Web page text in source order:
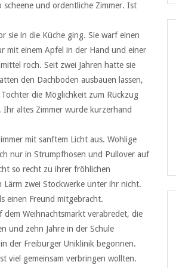
scheene und ordentliche Zimmer. Ist
sie in die Küche ging. Sie warf einen
mit einem Apfel in der Hand und einer
roch. Seit zwei Jahren hatte sie
den Dachboden ausbauen lassen,
die Möglichkeit zum Rückzug
altes Zimmer wurde kurzerhand
mit sanftem Licht aus. Wohlige
nur in Strumpfhosen und Pullover auf
so recht zu ihrer fröhlichen
Lärm zwei Stockwerke unter ihr nicht.
einen Freund mitgebracht.
Weihnachtsmarkt verabredet, die
und zehn Jahre in der Schule
der Freiburger Uniklinik begonnen.
viel gemeinsam verbringen wollten.